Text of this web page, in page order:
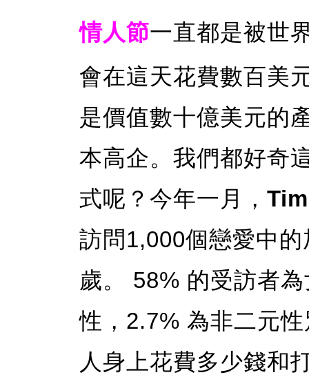
情人節一直都是被世
會在這天花費數百美
是價值數十億美元的
本高企。我們都好奇
式呢？今年一月，
訪問1,000個戀愛中
歲。 58% 的受訪者
性，2.7% 為非二元
人身上花費多少錢和